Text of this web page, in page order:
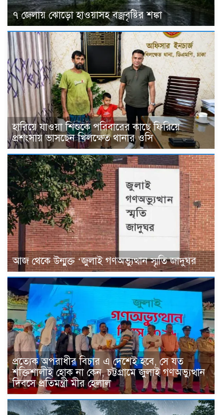
৭ জেলায় ঝোড়ো হাওয়াসহ বজ্রবৃষ্টির শঙ্কা
হারিয়ে যাওয়া শিশুকে পরিবারের কাছে ফিরিয়ে
প্রশংসায় ভাসছেন খিলক্ষেত থানার ওসি
আজ থেকে উন্মুক্ত ‘জুলাই গণঅভ্যুত্থান স্মৃতি জাদুঘর
প্রত্যেক অপরাধীর বিচার এ দেশেই হবে, সে যত
শক্তিশালীই হোক না কেন, চট্টগ্রামে জুলাই গণঅভ্যুত্থান
দিবসে প্রতিমন্ত্রী মীর হেলাল